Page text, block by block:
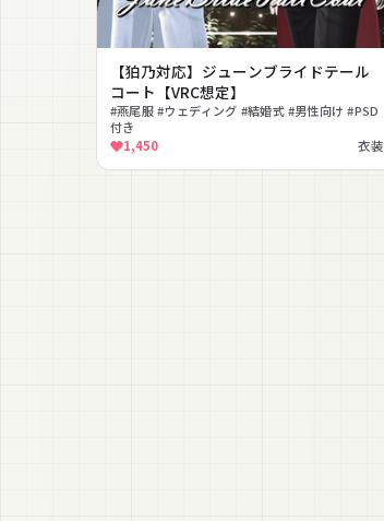
【狛乃対応】ジューンブライドテール
コート【VRC想定】
#燕尾服 #ウェディング #結婚式 #男性向け #PSD
付き
1,450
衣装